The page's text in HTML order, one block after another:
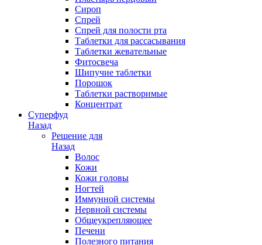
Сироп
Спрей
Спрей для полости рта
Таблетки для рассасывания
Таблетки жевательные
Фитосвеча
Шипучие таблетки
Порошок
Таблетки растворимые
Концентрат
Суперфуд
Назад
Решение для
Назад
Волос
Кожи
Кожи головы
Ногтей
Иммунной системы
Нервной системы
Общеукрепляющее
Печени
Полезного питания